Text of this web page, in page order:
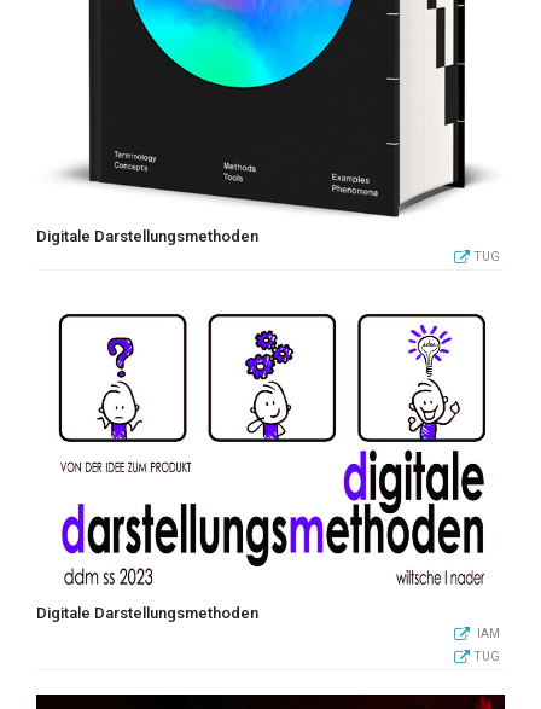
Digitale Darstellungsmethoden
TUG
Digitale Darstellungsmethoden
IAM
TUG